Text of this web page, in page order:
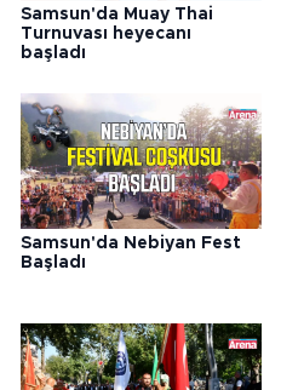
Samsun'da Muay Thai
Turnuvası heyecanı
başladı
Samsun'da Nebiyan Fest
Başladı